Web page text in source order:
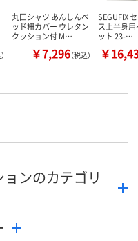
丸田シャツ あんしんベ
ッド柵カバー ウレタン
クッション付 M…
￥7,296（税込）
SEGUFIX
ス上半身
ット 23-…
￥
ョンのカテゴリ